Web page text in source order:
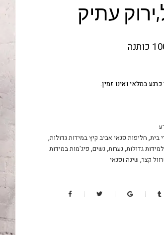
עתיק
במלאי ואינו זמין.
בית, חליפות פנאי אביב קיץ במידות גדולות,
גדולות, נערות, נשים, פיג'מות במידות
קצר, שינה ופנאי